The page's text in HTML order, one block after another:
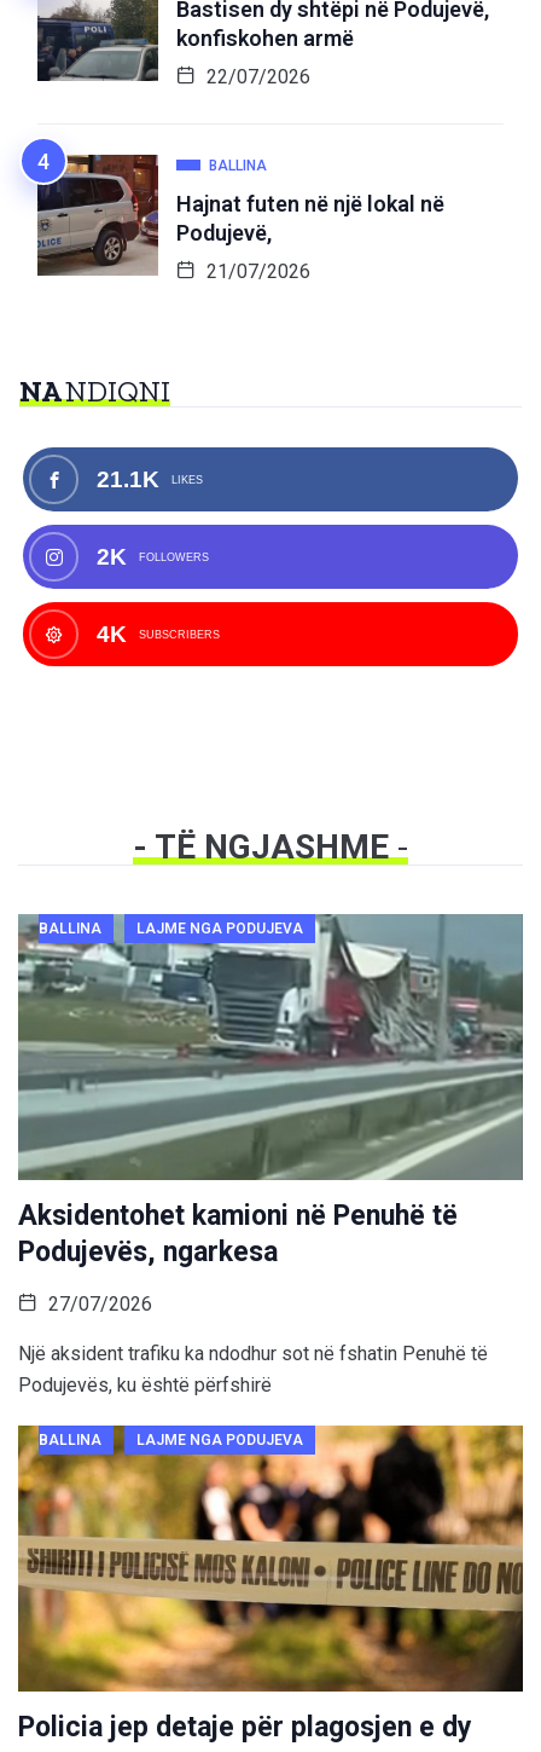
Bastisen dy shtëpi në Podujevë,
konfiskohen armë
22/07/2026
BALLINA
Hajnat futen në një lokal në
Podujevë,
21/07/2026
NANDIQNI
21.1K LIKES
2K FOLLOWERS
4K SUBSCRIBERS
- TË NGJASHME-
BALLINA LAJME NGA PODUJEVA
Aksidentohet kamioni në Penuhë të
Podujevës, ngarkesa
27/07/2026
Një aksident trafiku ka ndodhur sot në fshatin Penuhë të
Podujevës, ku është përfshirë
BALLINA LAJME NGA PODUJEVA
Policia jep detaje për plagosjen e dy